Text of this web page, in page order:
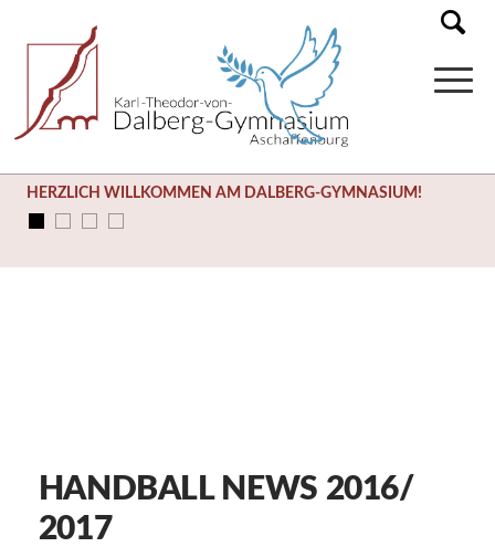
HERZLICH WILLKOMMEN AM DALBERG-GYMNASIUM!
HANDBALL NEWS 2016/
2017